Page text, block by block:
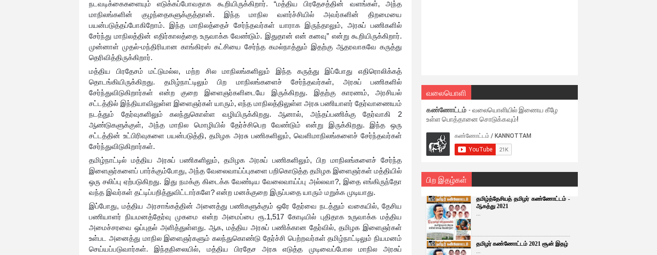
நடவடிக்கைகளையும் எடுக்கப்போவதாக கூறியிருக்கிறார். “மத்திய பிரதேசத்தின் வளங்கள், அந்த
மாநிலங்களின் குழந்தைகளுக்குத்தான். இந்த மாநில வளர்ச்சியில் அவர்களின் திறமையை
பயன்படுத்தப்போகிறோம். இந்த மாநிலத்தைச் சேர்ந்தவர்கள் யாராக இருந்தாலும், அரசுப் பணிகளில்
சேர்ந்து மாநிலத்தின் எதிர்காலத்தை உருவாக்க வேண்டும். இதுதான் என் கனவு” என்று கூறியிருக்கிறார்.
முன்னாள் முதல்-மந்திரியான காங்கிரஸ் கட்சியை சேர்ந்த கமல்நாத்தும் இதற்கு ஆதரவாகவே கருத்து
தெரிவித்திருக்கிறார்.
மத்திய பிரதேசம் மட்டுமல்ல, மற்ற சில மாநிலங்களிலும் இந்த கருத்து இப்போது எதிரொலிக்கத்
தொடங்கியிருக்கிறது. தமிழ்நாட்டிலும் பிற மாநிலங்களைச் சேர்ந்தவர்கள், அரசுப் பணிகளில்
சேர்ந்துவிடுகிறார்கள் என்ற குறை இளைஞர்களிடையே இருக்கிறது. இதற்கு காரணம், அரசியல்
சட்டத்தில் இந்தியாவிலுள்ள இளைஞர்கள் யாரும், எந்த மாநிலத்திலுள்ள அரசு பணியாளர் தேர்வாணையம்
நடத்தும் தேர்வுகளிலும் கலந்துகொள்ள வழியிருக்கிறது. ஆனால், அந்தப்பணிக்கு தேர்வாகி 2
ஆண்டுகளுக்குள், அந்த மாநில மொழியில் தேர்ச்சிபெற வேண்டும் என்று இருக்கிறது. இந்த ஒரு
சட்டத்தின் உட்பிரிவுகளை பயன்படுத்தி, தமிழக அரசு பணிகளிலும், வெளிமாநிலங்களைச் சேர்ந்தவர்கள்
சேர்ந்துவிடுகிறார்கள்.
தமிழ்நாட்டில் மத்திய அரசுப் பணிகளிலும், தமிழக அரசுப் பணிகளிலும், பிற மாநிலங்களைச் சேர்ந்த
இளைஞர்களைப் பார்க்கும்போது, அந்த வேலைவாய்ப்புகளை பறிகொடுத்த தமிழக இளைஞர்கள் மத்தியில்
ஒரு சலிப்பு ஏற்படுகிறது. இது நமக்கு கிடைக்க வேண்டிய வேலைவாய்ப்பு அல்லவா?, இதை எங்கிருந்தோ
வந்த இவர்கள் தட்டிப்பறித்துவிட்டார்களே? என்ற மனக்குறை இருப்பதை யாரும் மறுக்க முடியாது.
இப்போது, மத்திய அரசாங்கத்தின் அனைத்து பணிகளுக்கும் ஒரே தேர்வை நடத்தும் வகையில், தேசிய
பணியாளர் நியமனத்தேர்வு முகமை என்ற அமைப்பை ரூ.1,517 கோடியில் புதிதாக உருவாக்க மத்திய
அமைச்சரவை ஒப்புதல் அளித்துள்ளது. ஆக, மத்திய அரசுப் பணிக்கான தேர்வில், தமிழக இளைஞர்கள்
உள்பட அனைத்து மாநில இளைஞர்களும் கலந்துகொண்டு தேர்ச்சி பெற்றவர்கள் தமிழ்நாட்டிலும் நியமனம்
செய்யப்படுவார்கள். இந்தநிலையில், மத்திய பிரதேச அரசு எடுத்த முடிவைப்போல மாநில அரசுப்
வலையொளி
கண்ணோட்டம் - வலையொளியில் இணைய கீழே
உள்ள பொத்தானை சொடுக்கவும்!
பிற இதழ்கள்
தமிழ்த்தேசியத் தமிழர் கண்ணோட்டம் -
ஆகத்து 2021
...
தமிழர் கண்ணோட்டம் 2021 சூன் இதழ்
...